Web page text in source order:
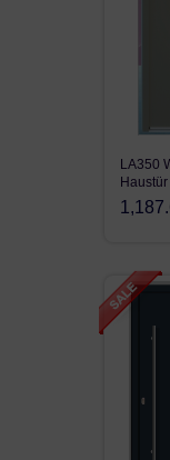
LA350
Haustür